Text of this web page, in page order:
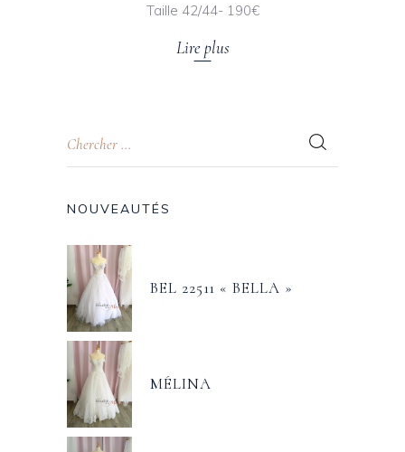
Taille 42/44- 190€
Lire plus
NOUVEAUTÉS
BEL 22511 « BELLA »
MÉLINA